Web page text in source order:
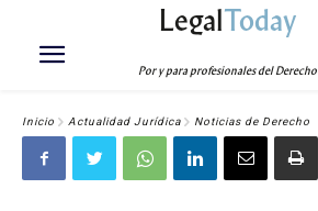
LegalToday
Por y para profesionales del Derecho
Inicio Actualidad Jurídica Noticias de Derecho